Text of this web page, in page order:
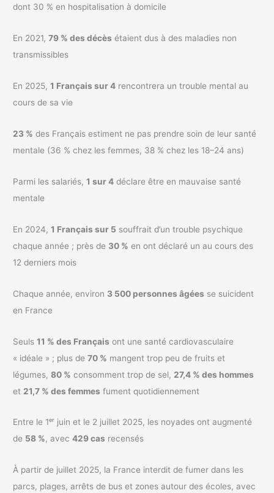
dont 30 % en hospitalisation à domicile
En 2021,79 % des décès étaient dus à des maladies non
transmissibles
En 2025,1 Français sur 4 rencontrera un trouble mental au
cours de sa vie
23 % des Français estiment ne pas prendre soin de leur santé
mentale (36 % chez les femmes, 38 % chez les 18–24 ans)
Parmi les salariés,1 sur 4 déclare être en mauvaise santé
mentale
En 2024,1 Français sur 5 souffrait d’un trouble psychique
chaque année ; près de 30 % en ont déclaré un au cours des
12 derniers mois
Chaque année, environ 3 500 personnes âgées se suicident
en France
Seuls11 % des Français ont une santé cardiovasculaire
« idéale » ; plus de70 % mangent trop peu de fruits et
légumes,80 % consomment trop de sel, 27,4 % des hommes
et 21,7 % des femmes fument quotidiennement
Entre le 1ᵉʳ juin et le 2 juillet 2025, les noyades ont augmenté
de 58 %, avec429 cas recensés
À partir de juillet 2025, la France interdit de fumer dans les
parcs, plages, arrêts de bus et zones autour des écoles, avec